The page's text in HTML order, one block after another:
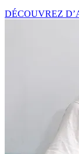
DÉCOUVREZ